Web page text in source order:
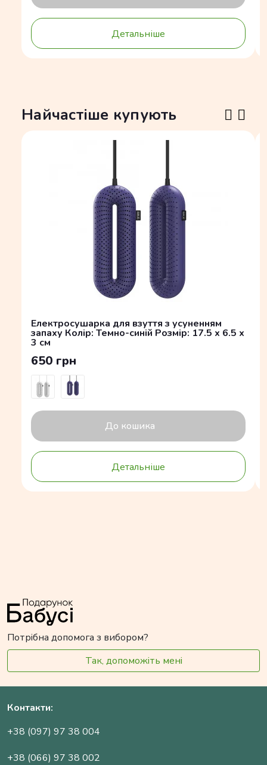
Детальніше
Найчастіше купують
Електросушарка для взуття з усуненням
запаху Колір: Темно-синій Розмір: 17.5 x 6.5 x
3 см
650 грн
До кошика
Детальніше
Потрібна допомога з вибором?
Так, допоможіть мені
Контакти:
+38 (097) 97 38 004
+38 (066) 97 38 002